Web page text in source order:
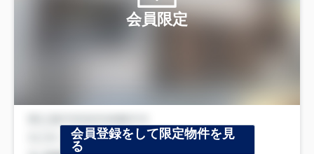
会員限定
会員登録をして限定物件を見
る